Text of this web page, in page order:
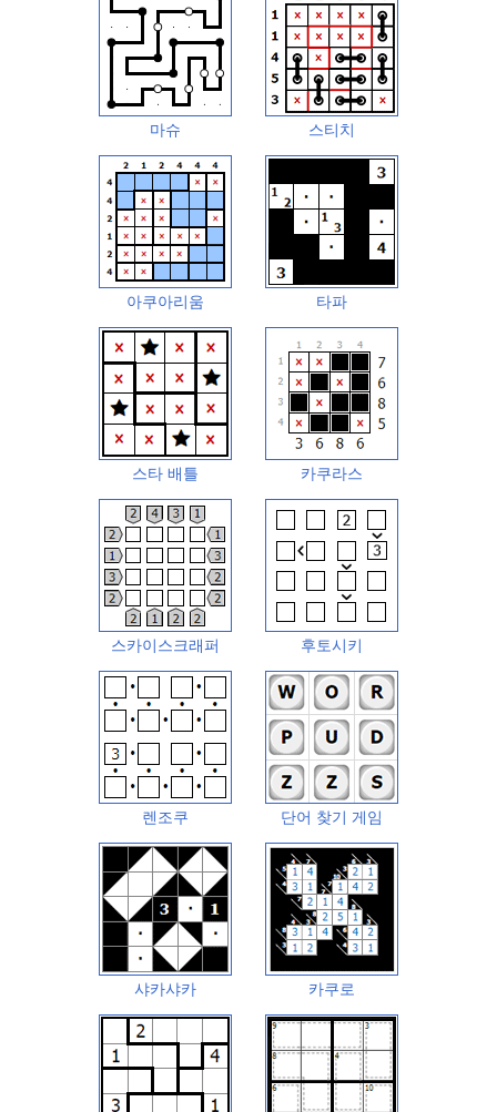
마슈 스티치
아쿠아리움 타파
스타 배틀 카쿠라스
스카이스크래퍼 후토시키
렌조쿠 단어 찾기 게임
샤카샤카 카쿠로